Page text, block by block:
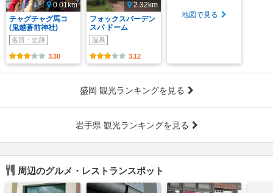
0.01km
チャグチャグ馬コ
(鬼越蒼前神社)
名所・史跡
3.30
2.32km
フォックスバーデン
スパ ドーム
温泉
3.12
地図で見る
盛岡 観光ランキングを見る
岩手県 観光ランキングを見る
周辺のグルメ・レストランスポット